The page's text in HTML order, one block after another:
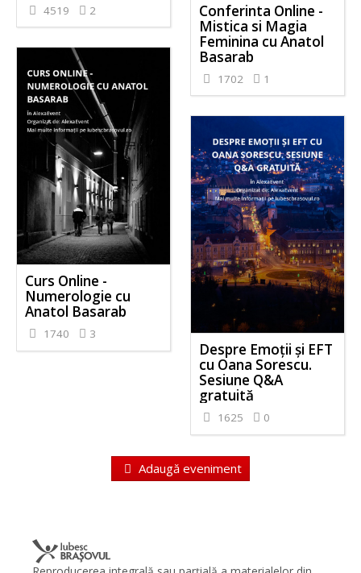
4519 2
Conferinta Online -
Mistica si Magia
Feminina cu Anatol
Basarab
1702 1
Curs Online -
Numerologie cu
Anatol Basarab
1740 3
Despre Emoții și EFT
cu Oana Sorescu.
Sesiune Q&A
gratuită
1625 0
Adaugă eveniment